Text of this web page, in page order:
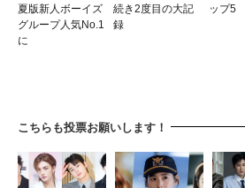
夏版新人ボーイズ
グループ人気No.1
に
続き2度目の大記
録
ップ5
こちらも投票お願いします！